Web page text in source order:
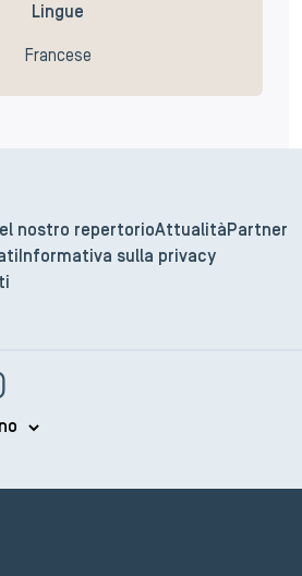
Lingue
Francese
nostro repertorioAttualità Partner
Informativa sulla privacy